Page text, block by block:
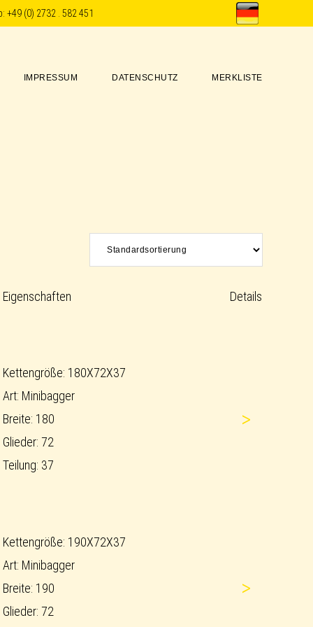
+49 (0) 2732 . 582 451
IMPRESSUM DATENSCHUTZ MERKLISTE
Eigenschaften Details
Kettengröße: 180X72X37
Art: Minibagger
Breite: 180
Glieder: 72
Teilung: 37
>
Kettengröße: 190X72X37
Art: Minibagger
Breite: 190
Glieder: 72
>